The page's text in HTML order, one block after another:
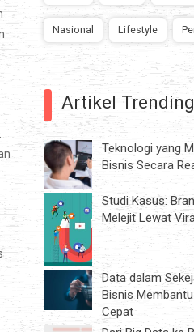
Nasional Lifestyle
Artikel Trending
Teknologi yang
Bisnis Secara
Studi Kasus:
Melejit Lewat
Data dalam
Bisnis
Cepat